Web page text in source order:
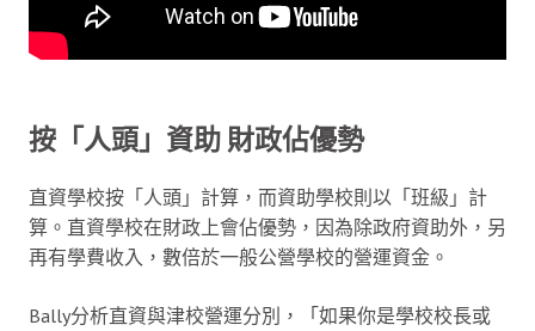
按「人頭」資助 財政佔優勢
直資學校按「人頭」計算，而資助學校則以「班級」計
算。直資學校在財政上會佔優勢，因為除政府資助外，另
再有學費收入，數倍於一般公營學校的營運資金。
Bally分析直資與津校營運分別，「如果你是學校校長或